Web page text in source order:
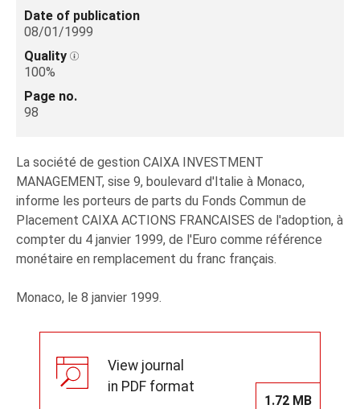
Date of publication
08/01/1999
Quality
100%
Page no.
98
La société de gestion CAIXA INVESTMENT
MANAGEMENT, sise 9, boulevard d'Italie à Monaco,
informe les porteurs de parts du Fonds Commun de
Placement CAIXA ACTIONS FRANCAISES de l'adoption, à
compter du 4 janvier 1999, de l'Euro comme référence
monétaire en remplacement du franc français.
Monaco, le 8 janvier 1999.
View journal
in PDF format
1.72 MB